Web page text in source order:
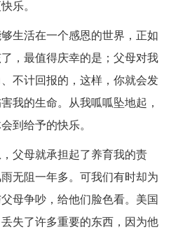
乐。
生活在一个感恩的世界，正如
，最值得庆幸的是；父母对我
不计回报的，这样，你就会发
我的生命。从我呱呱坠地起，
到给予的快乐。
父母就承担起了养育我的责
无阻一年多。可我们有时却为
母争吵，给他们脸色看。美国
失了许多重要的东西，因为他